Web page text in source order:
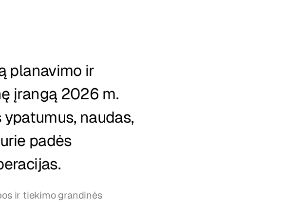
planavimo ir
įrangą 2026 m.
naudas,
padės
ir tiekimo grandinės